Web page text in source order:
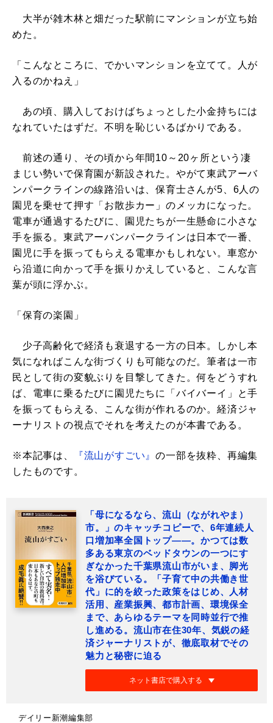
大半が雑木林と畑だった駅前にマンションが立ち始
めた。
「こんなところに、でかいマンションを立てて。人が
入るのかねえ」
あの頃、購入しておけばちょっとした小金持ちには
なれていたはずだ。不明を恥じいるばかりである。
前述の通り、その頃から年間10～20ヶ所という凄
まじい勢いで保育園が新設された。やがて東武アーバ
ンパークラインの線路沿いは、保育士さんが5、6人の
園児を乗せて押す「お散歩カー」のメッカになった。
電車が通過するたびに、園児たちが一生懸命に小さな
手を振る。東武アーバンパークラインは日本で一番、
園児に手を振ってもらえる電車かもしれない。車窓か
ら沿道に向かって手を振りかえしていると、こんな言
葉が頭に浮かぶ。
「保育の楽園」
少子高齢化で経済も衰退する一方の日本。しかし本
気になればこんな街づくりも可能なのだ。筆者は一市
民として街の変貌ぶりを目撃してきた。何をどうすれ
ば、電車に乗るたびに園児たちに「バイバーイ」と手
を振ってもらえる、こんな街が作れるのか。経済ジャ
ーナリストの視点でそれを考えたのが本書である。
※本記事は、 『流山がすごい』の一部を抜粋、再編集
したものです。
「母になるなら、流山（ながれやま）
市。」のキャッチコピーで、6年連続人
口増加率全国トップ――。かつては数
多ある東京のベッドタウンの一つにす
ぎなかった千葉県流山市がいま、脚光
を浴びている。「子育て中の共働き世
代」に的を絞った政策をはじめ、人材
活用、産業振興、都市計画、環境保全
まで、あらゆるテーマを同時並行で推
し進める。流山市在住30年、気鋭の経
済ジャーナリストが、徹底取材でその
魅力と秘密に迫る
ネット書店で購入する
デイリー新潮編集部